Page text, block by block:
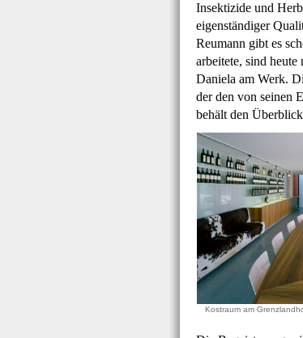
Insektizide und
eigenständiger
Reumann gibt es
arbeitete, sind
Daniela am Werk.
der den von seinen
behält den
Kostraum am